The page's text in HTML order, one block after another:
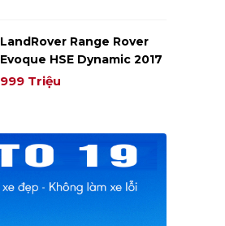
LandRover Range Rover
Evoque HSE Dynamic 2017
999 Triệu